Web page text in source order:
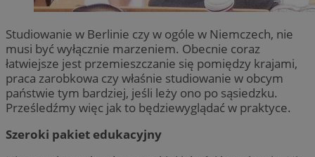
Studiowanie w Berlinie czy w ogóle w Niemczech, nie
musi być wyłącznie marzeniem. Obecnie coraz
łatwiejsze jest przemieszczanie się pomiędzy krajami,
praca zarobkowa czy właśnie studiowanie w obcym
państwie tym bardziej, jeśli leży ono po sąsiedzku.
Prześledźmy więc jak to będziewyglądać w praktyce.
Szeroki pakiet edukacyjny